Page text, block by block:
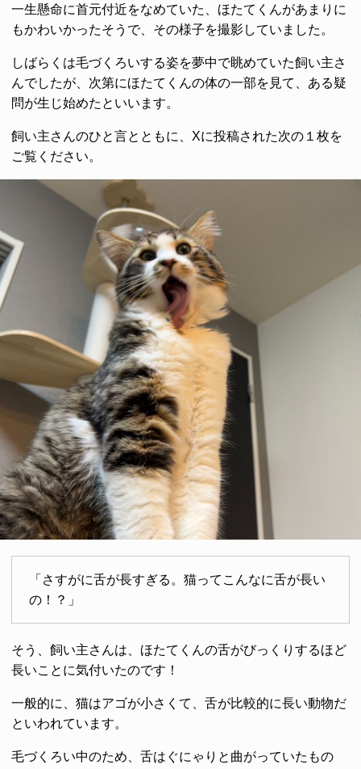
一生懸命に首元付近をなめていた、ほたてくんがあまりに
もかわいかったそうで、その様子を撮影していました。
しばらくは毛づくろいする姿を夢中で眺めていた飼い主さ
んでしたが、次第にほたてくんの体の一部を見て、ある疑
問が生じ始めたといいます。
飼い主さんのひと言とともに、Xに投稿された次の１枚を
ご覧ください。
「さすがに舌が長すぎる。猫ってこんなに舌が長い
の！？」
そう、飼い主さんは、ほたてくんの舌がびっくりするほど
長いことに気付いたのです！
一般的に、猫はアゴが小さくて、舌が比較的に長い動物だ
といわれています。
毛づくろい中のため、舌はぐにゃりと曲がっていたもの